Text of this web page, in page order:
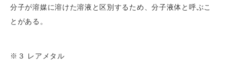
分子が溶媒に溶けた溶液と区別するため、分子液体と呼ぶこ
とがある。
※３ レアメタル